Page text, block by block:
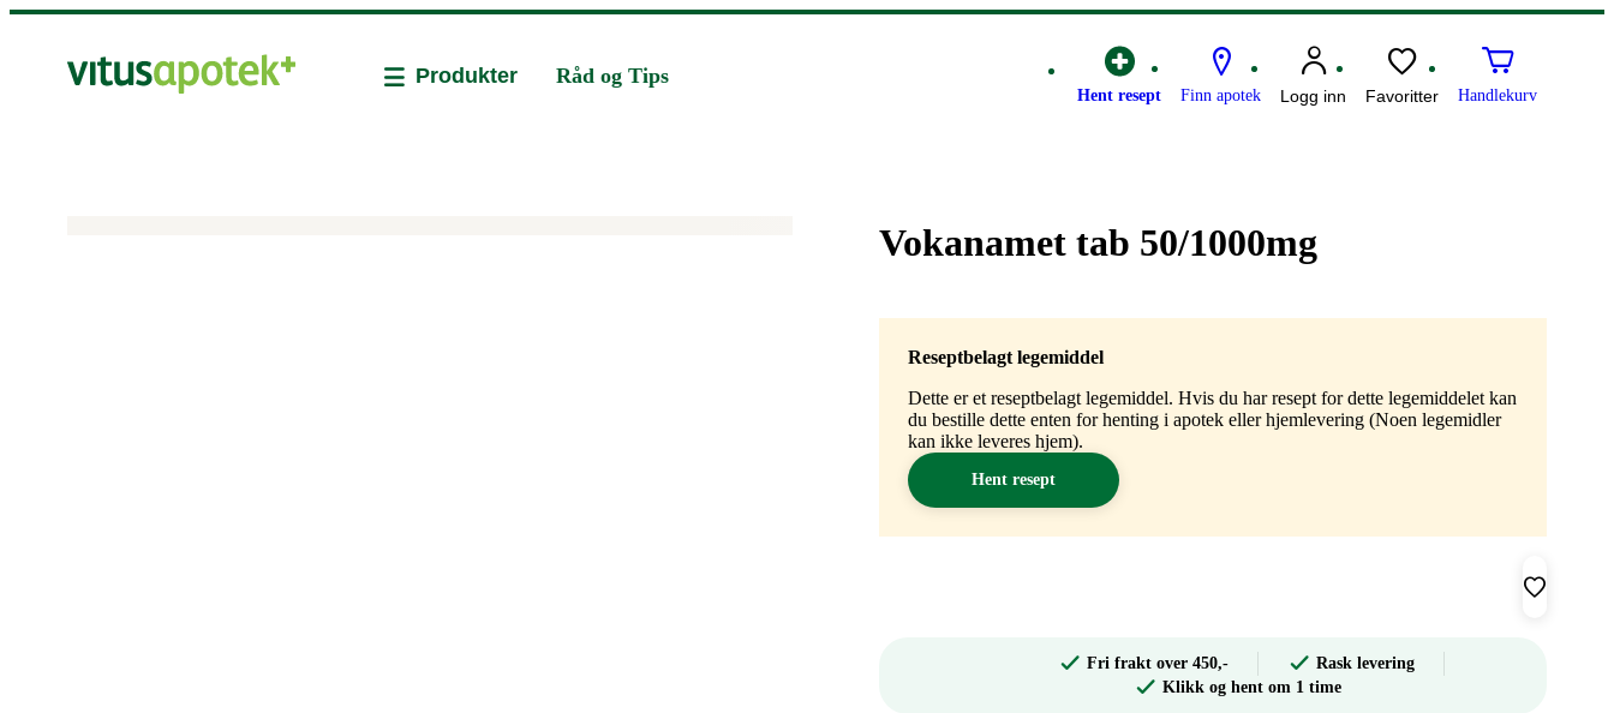
Hent resept Finn apotek Logg inn Favoritter Handlekurv
Produkter Råd og Tips
Merke:
Vokanamet tab 50/1000mg
Reseptbelagt legemiddel
Dette er et reseptbelagt legemiddel. Hvis du har resept for dette legemiddelet kan
du bestille dette enten for henting i apotek eller hjemlevering (Noen legemidler
kan ikke leveres hjem).
Hent resept
Fri frakt over 450,-
Rask levering
Klikk og hent om 1 time